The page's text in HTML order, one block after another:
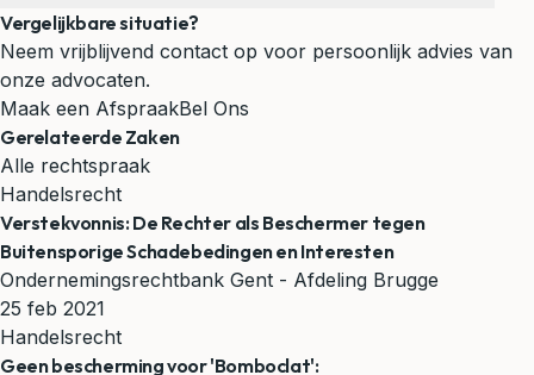
Vergelijkbare situatie?
Neem vrijblijvend contact op voor persoonlijk advies van
onze advocaten.
Maak een AfspraakBel Ons
Gerelateerde Zaken
Alle rechtspraak
Handelsrecht
Verstekvonnis: De Rechter als Beschermer tegen
Buitensporige Schadebedingen en Interesten
Ondernemingsrechtbank Gent - Afdeling Brugge
25 feb 2021
Handelsrecht
Geen bescherming voor 'Bomboclat':